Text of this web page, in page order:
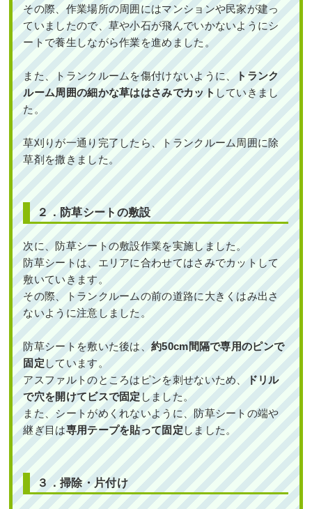
その際、作業場所の周囲にはマンションや民家が建っ
ていましたので、草や小石が飛んでいかないようにシ
ートで養生しながら作業を進めました。
また、トランクルームを傷付けないように、
トランク
ルーム周囲の細かな草ははさみでカット していきまし
た。
草刈りが一通り完了したら、トランクルーム周囲に除
草剤を撒きました。
２．防草シートの敷設
次に、防草シートの敷設作業を実施しました。
防草シートは、エリアに合わせてはさみでカットして
敷いていきます。
その際、トランクルームの前の道路に大きくはみ出さ
ないように注意しました。
防草シートを敷いた後は、約50cm間隔で専用のピンで
固定 しています。
アスファルトのところはピンを刺せないため、
ドリル
で穴を開けてビスで固定 しました。
また、シートがめくれないように、防草シートの端や
継ぎ目は専用テープを貼って固定 しました。
３ ．掃除・片付け